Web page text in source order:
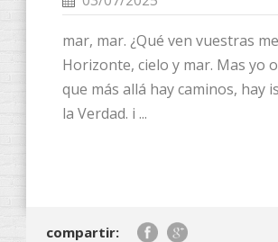
mar, mar. ¿Qué ven vuestras
Horizonte, cielo y mar. Mas yo
que más allá hay caminos, hay
la Verdad. i ...
compartir: